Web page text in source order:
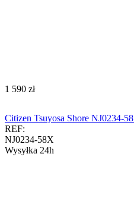
‍1 590‍ zł
Citizen Tsuyosa Shore NJ0234-
REF:
NJ0234-58X
Wysyłka 24h